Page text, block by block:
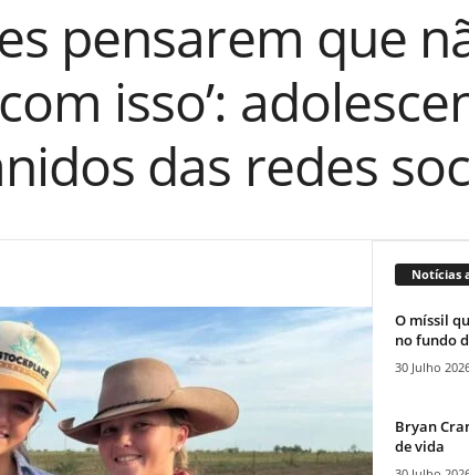
pensarem que
isso’:
das redes
Notícias
O míssil
no fundo
30 Julho
Bryan
de vida